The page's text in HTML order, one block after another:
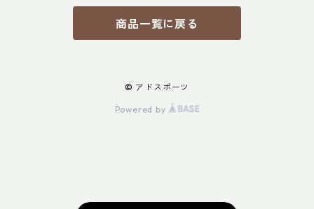
商品一覧に戻る
© アドスポーツ
Powered by